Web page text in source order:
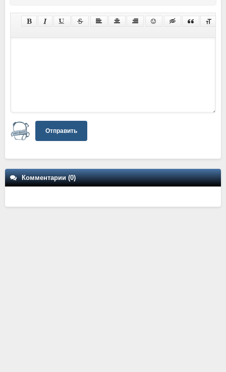
Отправить
Комментарии (0)